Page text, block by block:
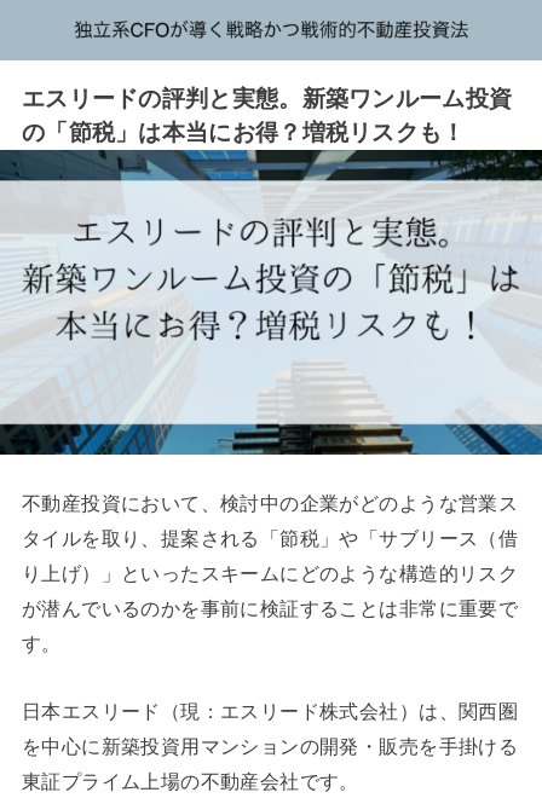
エスリードの評判と実態。新築ワンルーム投資
の「節税」は本当にお得？増税リスクも！
不動産投資において、検討中の企業がどのような営業ス
タイルを取り、提案される「節税」や「サブリース（借
り上げ）」といったスキームにどのような構造的リスク
が潜んでいるのかを事前に検証することは非常に重要で
す。
日本エスリード（現：エスリード株式会社）は、関西圏
を中心に新築投資用マンションの開発・販売を手掛ける
東証プライム上場の不動産会社です。